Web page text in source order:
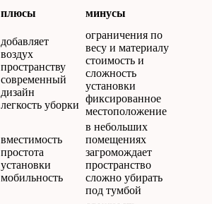
плюсы минусы
добавляет
воздух
пространству
современный
дизайн
легкость уборки
ограничения по
весу и материалу
стоимость и
сложность
установки
фиксированное
местоположение
вместимость
простота
установки
мобильность
в небольших
помещениях
загромождает
пространство
сложно убирать
под тумбой